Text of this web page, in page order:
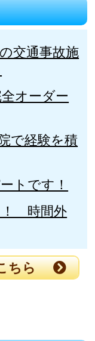
交通事故施
オーダー
で経験を積
トです！
！ 時間外
ちら